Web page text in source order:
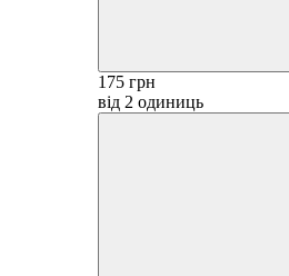
175 грн
від 2 одиниць